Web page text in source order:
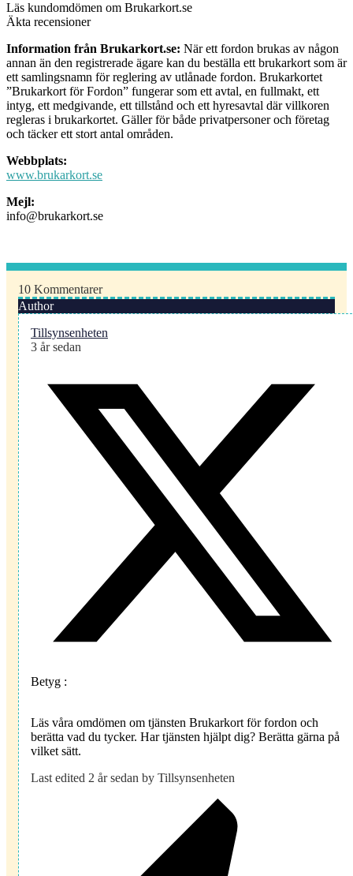
Läs kundomdömen om Brukarkort.se
Äkta recensioner
Information från Brukarkort.se: När ett fordon brukas av någon
annan än den registrerade ägare kan du beställa ett brukarkort som är
ett samlingsnamn för reglering av utlånade fordon. Brukarkortet
”Brukarkort för Fordon” fungerar som ett avtal, en fullmakt, ett
intyg, ett medgivande, ett tillstånd och ett hyresavtal där villkoren
regleras i brukarkortet. Gäller för både privatpersoner och företag
och täcker ett stort antal områden.
Webbplats:
www.brukarkort.se
Mejl:
info@brukarkort.se
10 Kommentarer
Author
Tillsynsenheten
3 år sedan
Betyg :
Läs våra omdömen om tjänsten Brukarkort för fordon och
berätta vad du tycker. Har tjänsten hjälpt dig? Berätta gärna på
vilket sätt.
Last edited 2 år sedan by Tillsynsenheten